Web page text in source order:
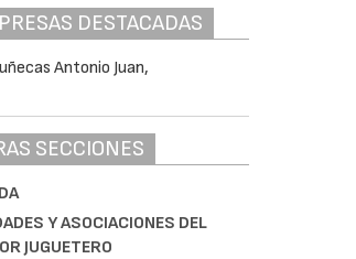
DESTACADAS
SECCIONES
Y ASOCIACIONES DEL
JUGUETERO